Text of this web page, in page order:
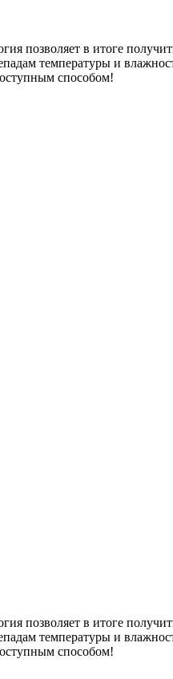
позволяет в итоге
температуры и
способом!
позволяет в итоге
температуры и
способом!